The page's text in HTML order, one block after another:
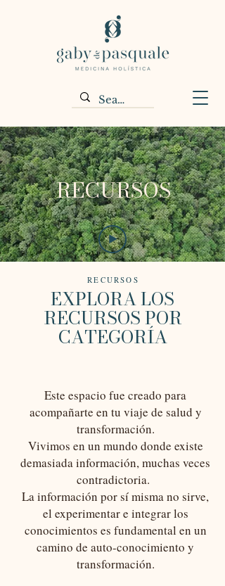
RECURSOS
RECURSOS
EXPLORA LOS
RECURSOS POR
CATEGORÍA
Este espacio fue creado para
acompañarte en tu viaje de salud y
transformación.
Vivimos en un mundo donde existe
demasiada información, muchas veces
contradictoria.
La información por sí misma no sirve,
el experimentar e integrar los
conocimientos es fundamental en un
camino de auto-conocimiento y
transformación.